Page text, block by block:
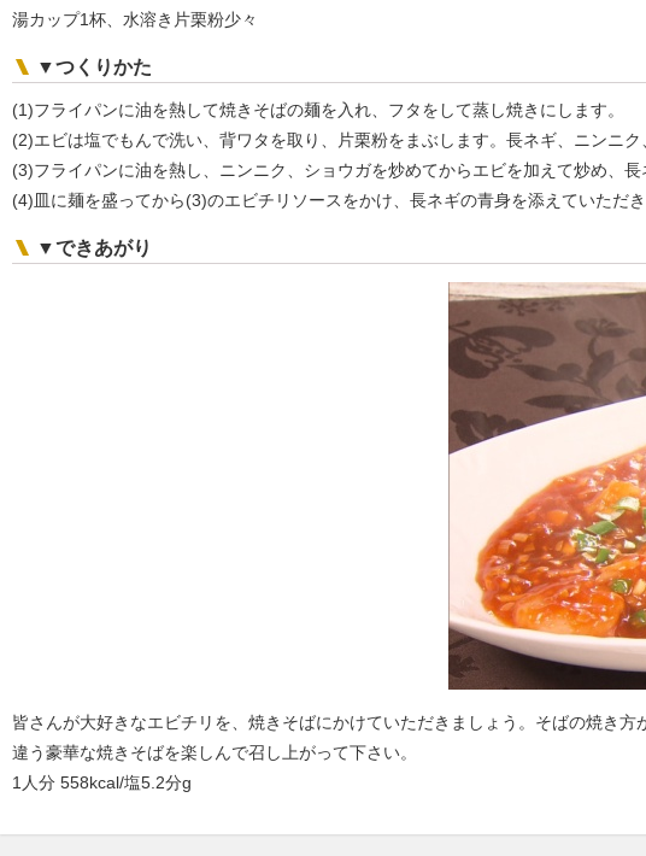
湯カップ1杯、水溶き片栗粉少々
▼つくりかた
(1)フライパンに油を熱して焼きそばの麺を入れ、フタをして蒸し焼きにします。
(2)エビは塩でもんで洗い、背ワタを取り、片栗粉をまぶします。長ネギ、ニンニ
(3)フライパンに油を熱し、ニンニク、ショウガを炒めてからエビを加えて炒め、
(4)皿に麺を盛ってから(3)のエビチリソースをかけ、長ネギの青身を添えていただき
▼できあがり
皆さんが大好きなエビチリを、焼きそばにかけていただきましょう。そばの焼き
違う豪華な焼きそばを楽しんで召し上がって下さい。
1人分 558kcal/塩5.2分g